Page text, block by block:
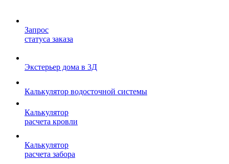
Запрос
статуса заказа
Экстерьер дома в 3Д
Калькулятор водосточной системы
Калькулятор
расчета кровли
Калькулятор
расчета забора